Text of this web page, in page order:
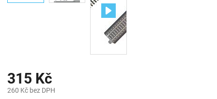
315 Kč
260 Kč bez DPH